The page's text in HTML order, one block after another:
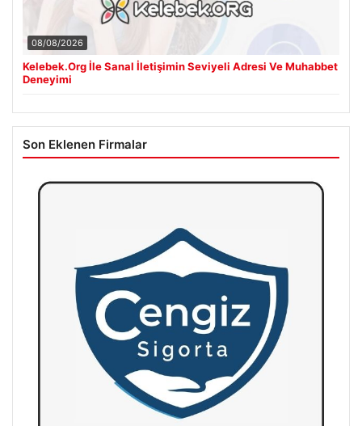
08/08/2026
Kelebek.Org İle Sanal İletişimin Seviyeli Adresi Ve Muhabbet
Deneyimi
Son Eklenen Firmalar